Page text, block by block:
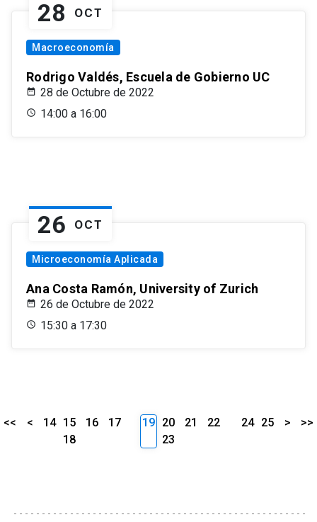
28 OCT
Macroeconomía
Rodrigo Valdés, Escuela de Gobierno UC
28 de Octubre de 2022
14:00 a 16:00
26 OCT
Microeconomía Aplicada
Ana Costa Ramón, University of Zurich
26 de Octubre de 2022
15:30 a 17:30
<< < 14 15 16
17
18
19 20 21
22
23
24 25 > >>